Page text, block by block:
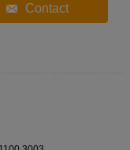
Contact